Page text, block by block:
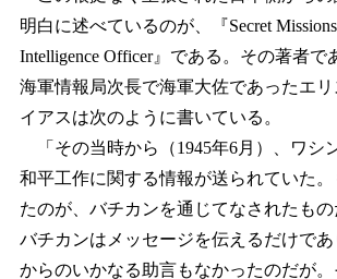
明白に述べているのが、『Secret
Intelligence Officer』である。その著者で
海軍情報局次長で海軍大佐であったエ
イアスは次のように書いている。
「その当時から（1945年6月）、ワシ
和平工作に関する情報が送られていた
たのが、バチカンを通じてなされたもの
バチカンはメッセージを伝えるだけで
からのいかなる助言もなかったのだが。